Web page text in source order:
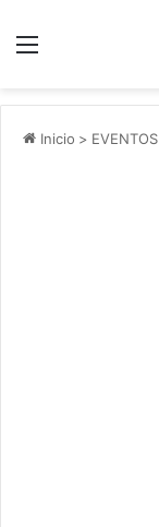
Menu
Inicio > EVENTOS